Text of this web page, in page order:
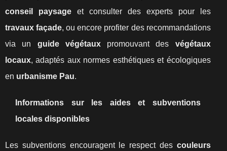
conseil paysageet consulter des experts pour les
travaux façade, ou encore profiter des recommandations
via un guide végétauxpromouvant des végétaux
locaux, adaptés aux normes esthétiques et écologiques
en urbanisme Pau.
Informations sur les aides et subventions
locales disponibles
Les subventions encouragent le respect des couleurs